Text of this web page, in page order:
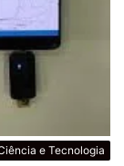
e Tecnologia